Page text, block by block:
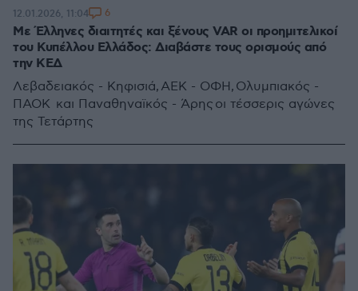
Με Έλληνες διαιτητές και ξένους VAR οι προημιτελικοί
του Κυπέλλου Ελλάδος: Διαβάστε τους ορισμούς από
την ΚΕΔ
Λεβαδειακός - Κηφισιά, ΑΕΚ - ΟΦΗ, Ολυμπιακός -
ΠΑΟΚ και Παναθηναϊκός - Άρης οι τέσσερις αγώνες
της Τετάρτης
12.01.2026, 11:04 6